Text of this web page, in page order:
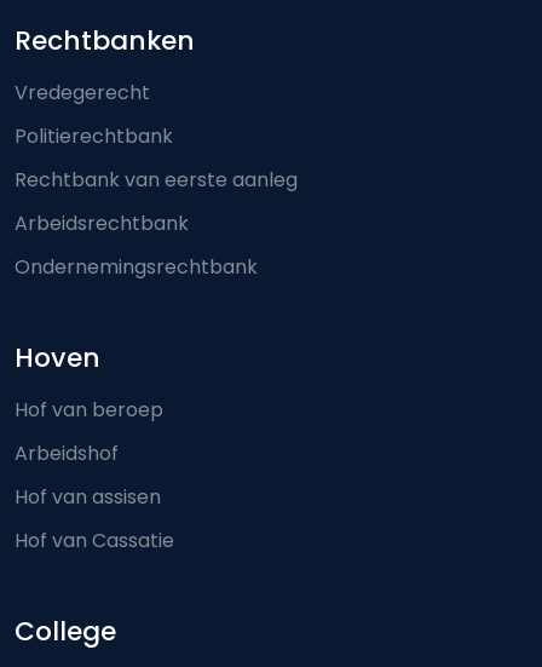
Footer-menu
Rechtbanken
Vredegerecht
Politierechtbank
Rechtbank van eerste aanleg
Arbeidsrechtbank
Ondernemingsrechtbank
Hoven
Hof van beroep
Arbeidshof
Hof van assisen
Hof van Cassatie
College